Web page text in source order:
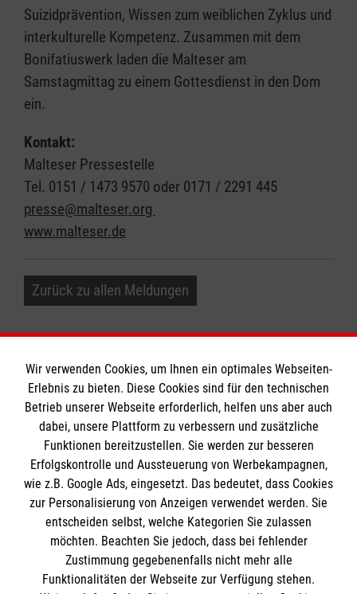
Suizidprävention, Wissen zum weiblichen Zyklus und
interkulturelle Kompetenz. Zusammen mit dem
Bonifatiuswerk laden die Malteser am
Samstagmittag zu einem Gottesdienst in den Dom
ein.
Kontakt:
Malteser Pressestelle
Tel. 0151 / 1473 9570 oder 0171 / 2291 445
presse@malteser.org
www.malteser.de
Zurück zu allen Meldungen
Informationen
Impressum
Datenschutz
Kontakt
Pressekontakt
Barrierefreiheit
Die Malteser
Malteser in Deutschland
Malteserorden
Spendenkonto
Wir verwenden Cookies, um Ihnen ein optimales Webseiten-
Erlebnis zu bieten. Diese Cookies sind für den technischen
Betrieb unserer Webseite erforderlich, helfen uns aber auch
dabei, unsere Plattform zu verbessern und zusätzliche
Funktionen bereitzustellen. Sie werden zur besseren
Erfolgskontrolle und Aussteuerung von Werbekampagnen,
wie z.B. Google Ads, eingesetzt. Das bedeutet, dass Cookies
zur Personalisierung von Anzeigen verwendet werden. Sie
entscheiden selbst, welche Kategorien Sie zulassen
möchten. Beachten Sie jedoch, dass bei fehlender
Zustimmung gegebenenfalls nicht mehr alle
Funktionalitäten der Webseite zur Verfügung stehen.